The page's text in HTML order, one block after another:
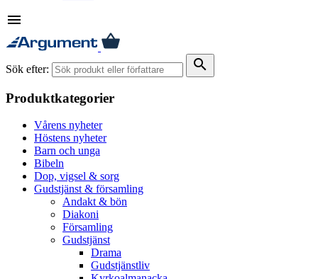
menu
Sök efter: search
Produktkategorier
Vårens nyheter
Höstens nyheter
Barn och unga
Bibeln
Dop, vigsel & sorg
Gudstjänst & församling
Andakt & bön
Diakoni
Församling
Gudstjänst
Drama
Gudstjänstliv